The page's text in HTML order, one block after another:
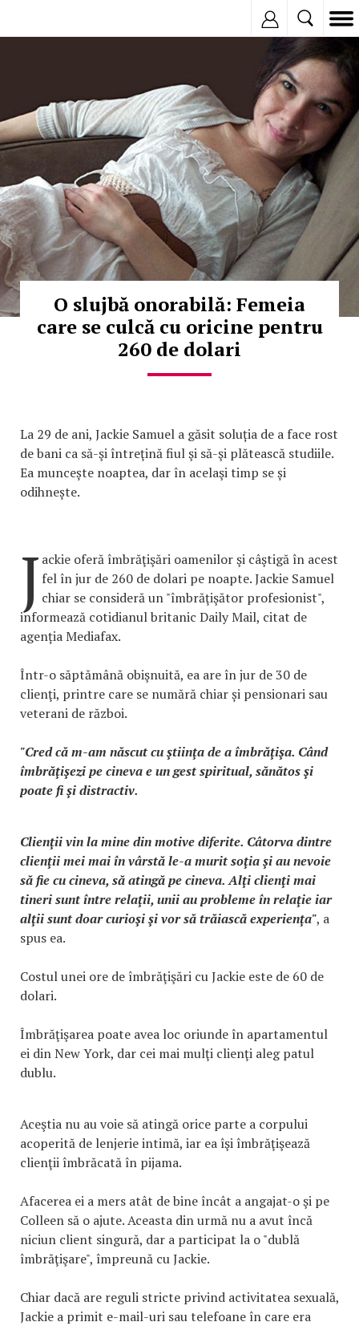
O slujbă onorabilă: Femeia
care se culcă cu oricine pentru
260 de dolari
La 29 de ani, Jackie Samuel a găsit soluția de a face rost
de bani ca să-şi întreţină fiul şi să-şi plătească studiile.
Ea muncește noaptea, dar în acelaşi timp se și
odihnește.
J ackie oferă îmbrăţişări oamenilor şi câştigă în acest
fel în jur de 260 de dolari pe noapte. Jackie Samuel
chiar se consideră un "îmbrăţişător profesionist",
informează cotidianul britanic Daily Mail, citat de
agenția Mediafax.
Într-o săptămână obişnuită, ea are în jur de 30 de
clienţi, printre care se numără chiar și pensionari sau
veterani de război.
"Cred că m-am născut cu ştiinţa de a îmbrăţişa. Când
îmbrăţişezi pe cineva e un gest spiritual, sănătos şi
poate fi şi distractiv.
Clienţii vin la mine din motive diferite. Câtorva dintre
clienţii mei mai în vârstă le-a murit soţia şi au nevoie
să fie cu cineva, să atingă pe cineva. Alţi clienţi mai
tineri sunt între relaţii, unii au probleme în relaţie iar
alţii sunt doar curioşi şi vor să trăiască experienţa", a
spus ea.
Costul unei ore de îmbrăţişări cu Jackie este de 60 de
dolari.
Îmbrăţişarea poate avea loc oriunde în apartamentul
ei din New York, dar cei mai mulţi clienţi aleg patul
dublu.
Aceştia nu au voie să atingă orice parte a corpului
acoperită de lenjerie intimă, iar ea îşi îmbrăţişează
clienţii îmbrăcată în pijama.
Afacerea ei a mers atât de bine încât a angajat-o şi pe
Colleen să o ajute. Aceasta din urmă nu a avut încă
niciun client singură, dar a participat la o "dublă
îmbrăţişare", împreună cu Jackie.
Chiar dacă are reguli stricte privind activitatea sexuală,
Jackie a primit e-mail-uri sau telefoane în care era